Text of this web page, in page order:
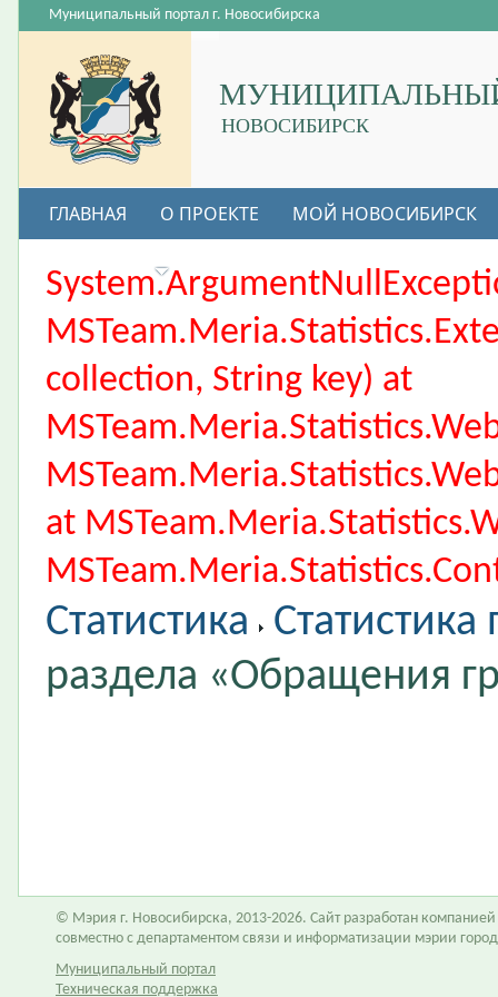
НОВОСИБИРСК
Муниципальный портал г. Новосибирска
ГЛАВНАЯ О ПРОЕКТЕ МОЙ НОВОСИБИРСК
ВАКАНСИИ
collection, String key) at
at
Статистика
раздела «Обращения
© Мэрия г. Новосибирска, 2013-2026. Сайт разработан компанией
совместно с департаментом связи и информатизации мэрии
Муниципальный портал
Техническая поддержка